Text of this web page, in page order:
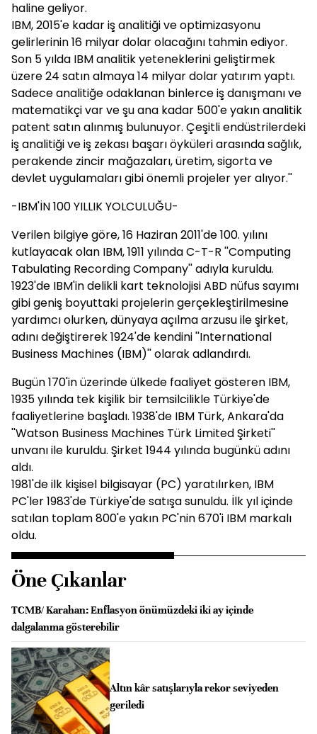
haline geliyor.
IBM, 2015'e kadar iş analitiği ve optimizasyonu
gelirlerinin 16 milyar dolar olacağını tahmin ediyor.
Son 5 yılda IBM analitik yeteneklerini geliştirmek
üzere 24 satın almaya 14 milyar dolar yatırım yaptı.
Sadece analitiğe odaklanan binlerce iş danışmanı ve
matematikçi var ve şu ana kadar 500'e yakın analitik
patent satın alınmış bulunuyor. Çeşitli endüstrilerdeki
iş analitiği ve iş zekası başarı öyküleri arasında sağlık,
perakende zincir mağazaları, üretim, sigorta ve
devlet uygulamaları gibi önemli projeler yer alıyor.''
-IBM'İN 100 YILLIK YOLCULUĞU-
Verilen bilgiye göre, 16 Haziran 2011'de 100. yılını
kutlayacak olan IBM, 1911 yılında C-T-R ''Computing
Tabulating Recording Company'' adıyla kuruldu.
1923'de IBM'in delikli kart teknolojisi ABD nüfus sayımı
gibi geniş boyuttaki projelerin gerçekleştirilmesine
yardımcı olurken, dünyaya açılma arzusu ile şirket,
adını değiştirerek 1924'de kendini ''International
Business Machines (IBM)'' olarak adlandırdı.
Bugün 170'in üzerinde ülkede faaliyet gösteren IBM,
1935 yılında tek kişilik bir temsilcilikle Türkiye'de
faaliyetlerine başladı. 1938'de IBM Türk, Ankara'da
''Watson Business Machines Türk Limited Şirketi''
unvanı ile kuruldu. Şirket 1944 yılında bugünkü adını
aldı.
1981'de ilk kişisel bilgisayar (PC) yaratılırken, IBM
PC'ler 1983'de Türkiye'de satışa sunuldu. İlk yıl içinde
satılan toplam 800'e yakın PC'nin 670'i IBM markalı
oldu.
Öne Çıkanlar
TCMB/ Karahan: Enflasyon önümüzdeki iki ay içinde
dalgalanma gösterebilir
Altın kâr satışlarıyla rekor seviyeden
geriledi